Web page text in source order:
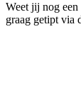
Weet jij nog
graag getipt via